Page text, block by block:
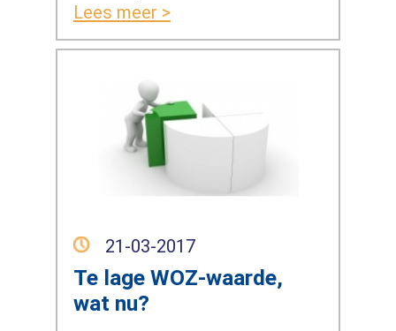
Lees meer >
21-03-2017
Te lage WOZ-waarde,
wat nu?